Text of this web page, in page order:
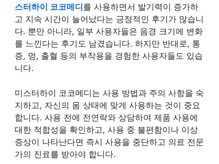
스터하이 코코메디 를 사용하면서 발기력이 증가하
고 지속 시간이 늘어났다는 긍정적인 후기가 많습니
다. 뿐만 아니라, 일부 사용자들은 음경 크기에 변화
를 느낀다는 후기도 남겼습니다. 하지만 반대로, 통
증, 멍, 출혈 등의 부작용을 경험한 사용자들도 있습
니다.
미스터하이 코코메디는 사용 방법과 주의 사항을 숙
지하고, 자신의 몸 상태에 맞게 사용하는 것이 중요
합니다. 사용 전에 전연락와 상담하여 제품 사용에
대한 적합성을 확인하고, 사용 중 불편함이나 이상
증상이 나타난다면 즉시 사용을 중단하고 의료 전문
가의 진료를 받아야 합니다.